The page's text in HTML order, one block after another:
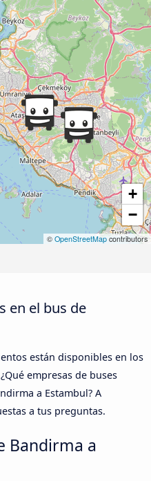
+
−
© OpenStreetMap contributors
en el bus de
están disponibles en los
empresas de buses
a Estambul? A
a tus preguntas.
Bandirma a